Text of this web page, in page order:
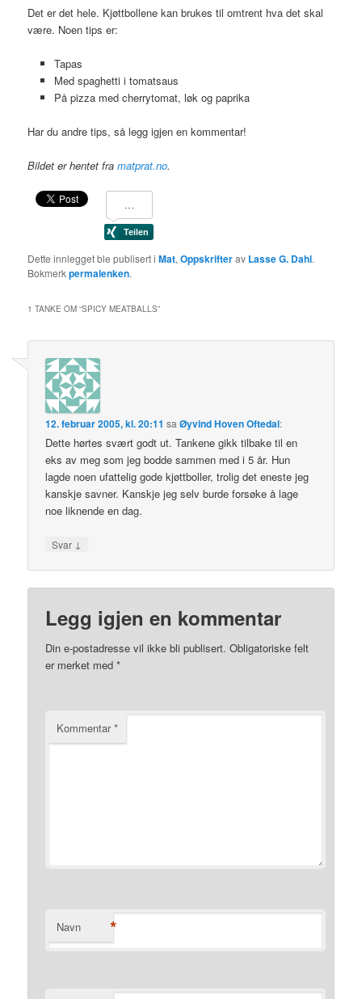
Det er det hele. Kjøttbollene kan brukes til omtrent hva det skal
være. Noen tips er:
Tapas
Med spaghetti i tomatsaus
På pizza med cherrytomat, løk og paprika
Har du andre tips, så legg igjen en kommentar!
Bildet er hentet framatprat.no.
Dette innlegget ble publisert iMat,Oppskrifterav Lasse G. Dahl.
Bokmerkpermalenken.
1 TANKE OM “SPICY MEATBALLS”
12. februar 2005, kl. 20:11 sa Øyvind Hoven Oftedal:
Dette hørtes svært godt ut. Tankene gikk tilbake til en
eks av meg som jeg bodde sammen med i 5 år. Hun
lagde noen ufattelig gode kjøttboller, trolig det eneste jeg
kanskje savner. Kanskje jeg selv burde forsøke å lage
noe liknende en dag.
Svar ↓
Legg igjen en kommentar
Din e-postadresse vil ikke bli publisert. Obligatoriske felt
er merket med*
Kommentar*
Navn *